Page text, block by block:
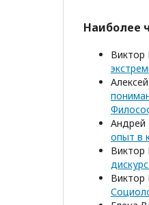
Наиболее
Виктор
Андрей
опыт в
Виктор
Виктор